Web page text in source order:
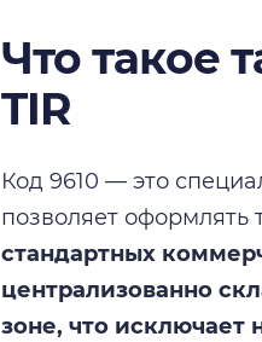
Что такое
TIR
Код 9610 — это
позволяет
стандартных
централизованно
зоне, что исключает